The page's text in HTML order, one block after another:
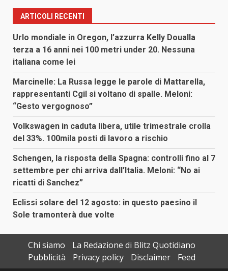
ARTICOLI RECENTI
Urlo mondiale in Oregon, l’azzurra Kelly Doualla
terza a 16 anni nei 100 metri under 20. Nessuna
italiana come lei
Marcinelle: La Russa legge le parole di Mattarella,
rappresentanti Cgil si voltano di spalle. Meloni:
“Gesto vergognoso”
Volkswagen in caduta libera, utile trimestrale crolla
del 33%. 100mila posti di lavoro a rischio
Schengen, la risposta della Spagna: controlli fino al 7
settembre per chi arriva dall’Italia. Meloni: “No ai
ricatti di Sanchez”
Eclissi solare del 12 agosto: in questo paesino il
Sole tramonterà due volte
Chi siamo
La Redazione di Blitz Quotidiano
Pubblicità
Privacy policy Disclaimer Feed